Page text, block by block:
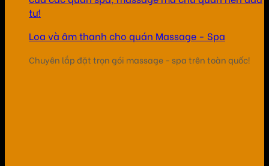
Loa và âm thanh cho quán Massage - Spa
Chuyên lắp đặt trọn gói massage - spa trên toàn quốc!